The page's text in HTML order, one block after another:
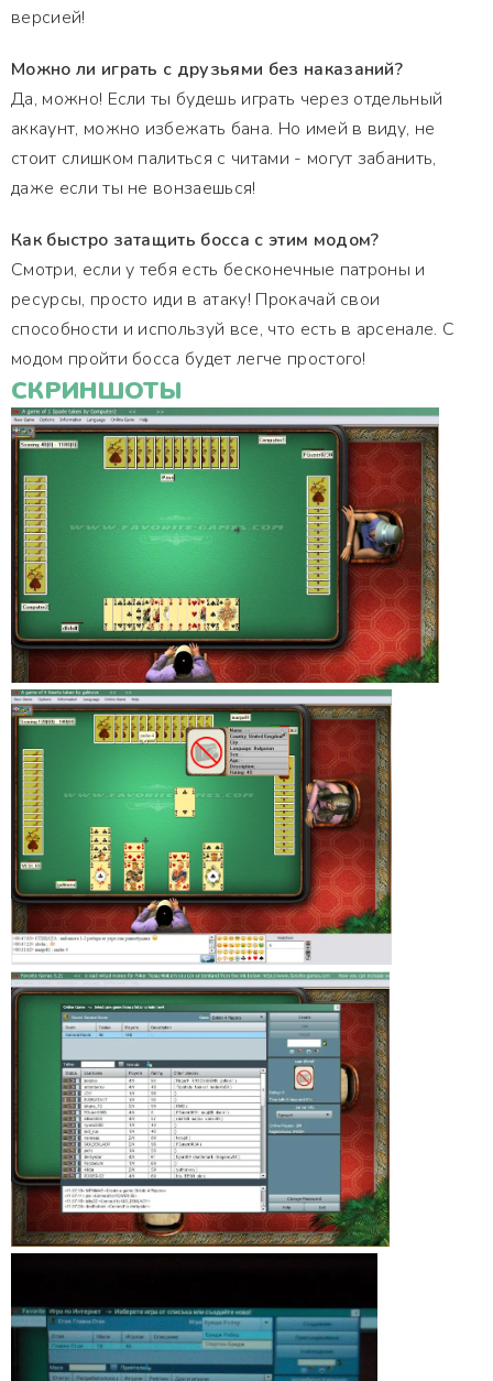
версией!
Можно ли играть с друзьями без наказаний?
Да, можно! Если ты будешь играть через отдельный
аккаунт, можно избежать бана. Но имей в виду, не
стоит слишком палиться с читами - могут забанить,
даже если ты не вонзаешься!
Как быстро затащить босса с этим модом?
Смотри, если у тебя есть бесконечные патроны и
ресурсы, просто иди в атаку! Прокачай свои
способности и используй все, что есть в арсенале. С
модом пройти босса будет легче простого!
СКРИНШОТЫ